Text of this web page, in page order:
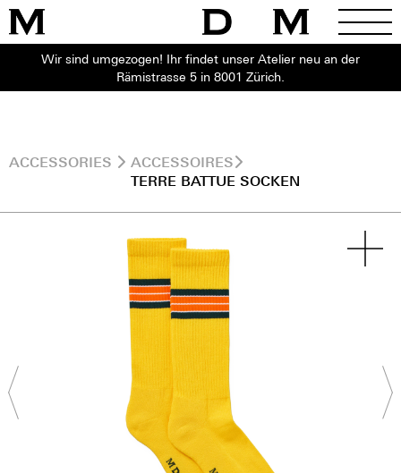
Wir sind umgezogen! Ihr findet unser Atelier neu an der
Rämistrasse 5 in 8001 Zürich.
ACCESSORIES
ACCESSOIRES
TERRE BATTUE SOCKEN